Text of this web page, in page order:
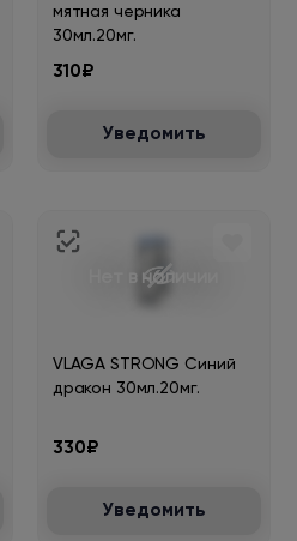
мятная черника
30мл.20мг.
310₽
Уведомить
Нет в наличии
VLAGA STRONG Синий
дракон 30мл.20мг.
330₽
Уведомить